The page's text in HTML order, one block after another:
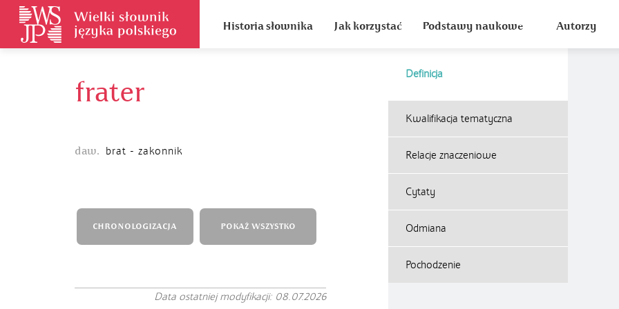
Historia słownika Jak korzystać Podstawy naukowe Autorzy
frater
Definicja
daw. brat - zakonnik
Kwalifikacja tematyczna
Relacje znaczeniowe
Cytaty
Odmiana
Pochodzenie
CHRONOLOGIZACJA POKAŻ WSZYSTKO
Data ostatniej modyfikacji: 08.07.2026